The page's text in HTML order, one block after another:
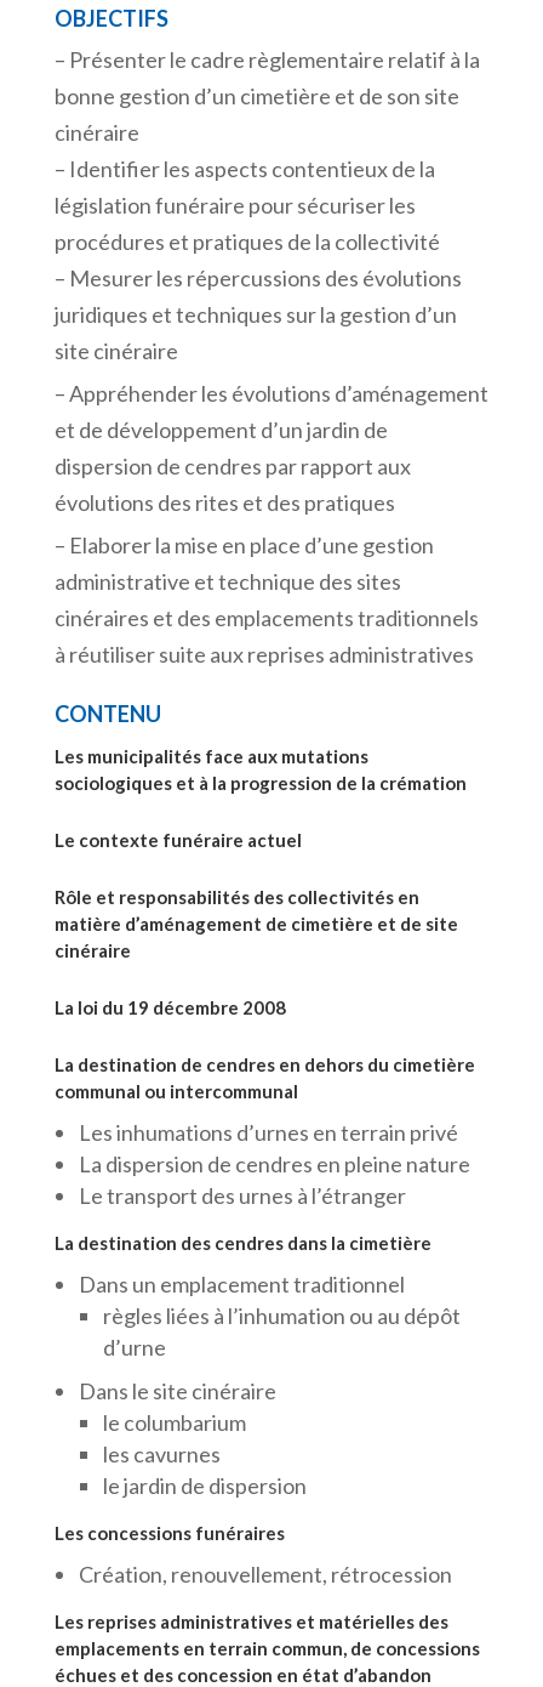
OBJECTIFS
– Présenter le cadre règlementaire relatif à la
bonne gestion d’un cimetière et de son site
cinéraire
– Identifier les aspects contentieux de la
législation funéraire pour sécuriser les
procédures et pratiques de la collectivité
– Mesurer les répercussions des évolutions
juridiques et techniques sur la gestion d’un
site cinéraire
– Appréhender les évolutions d’aménagement
et de développement d’un jardin de
dispersion de cendres par rapport aux
évolutions des rites et des pratiques
– Elaborer la mise en place d’une gestion
administrative et technique des sites
cinéraires et des emplacements traditionnels
à réutiliser suite aux reprises administratives
CONTENU
Les municipalités face aux mutations
sociologiques et à la progression de la crémation
Le contexte funéraire actuel
Rôle et responsabilités des collectivités en
matière d’aménagement de cimetière et de site
cinéraire
La loi du 19 décembre 2008
La destination de cendres en dehors du cimetière
communal ou intercommunal
Les inhumations d’urnes en terrain privé
La dispersion de cendres en pleine nature
Le transport des urnes à l’étranger
La destination des cendres dans la cimetière
Dans un emplacement traditionnel
règles liées à l’inhumation ou au dépôt
d’urne
Dans le site cinéraire
le columbarium
les cavurnes
le jardin de dispersion
Les concessions funéraires
Création, renouvellement, rétrocession
Les reprises administratives et matérielles des
emplacements en terrain commun, de concessions
échues et des concession en état d’abandon